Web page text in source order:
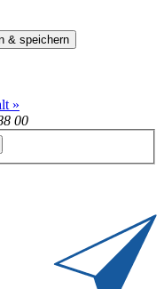
& speichern
»
00